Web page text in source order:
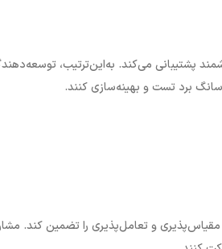
پشتیبانی می‌کند. به‌این‌ترتیب،
برد تست و بهینه‌سازی کنند.
و تعامل‌پذیری را تضمین کند.